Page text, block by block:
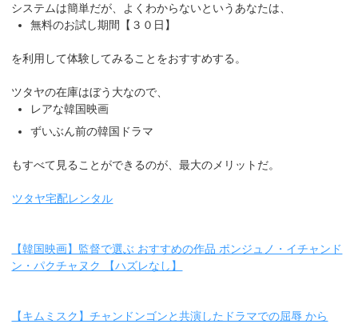
システムは簡単だが、よくわからないというあなたは、
無料のお試し期間【３０日】
を利用して体験してみることをおすすめする。
ツタヤの在庫はぼう大なので、
レアな韓国映画
ずいぶん前の韓国ドラマ
もすべて見ることができるのが、最大のメリットだ。
ツタヤ宅配レンタル
【韓国映画】監督で選ぶ おすすめの作品 ポンジュノ・イチャンド
ン・パクチャヌク 【ハズレなし】
【キムミスク】チャンドンゴンと共演したドラマでの屈辱 から